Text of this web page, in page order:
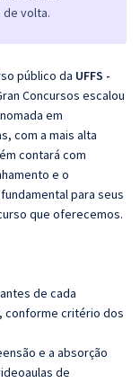
de volta.
público da UFFS -
Concursos escalou
em
com a mais alta
contará com
e o
para seus
que oferecemos.
de cada
conforme critério dos
e a absorção
de